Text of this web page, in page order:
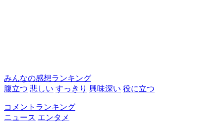
みんなの感想ランキング
腹立つ 悲しい すっきり 興味深い 役に立つ
コメントランキング
ニュース エンタメ